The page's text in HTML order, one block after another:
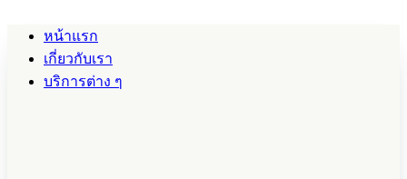
หน้าแรก
เกี่ยวกับเรา
บริการต่าง ๆ